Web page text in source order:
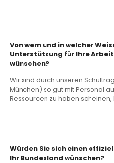
Von wem und in welcher
Unterstützung für Ihre
wünschen?
Wir sind durch unseren
München) so gut mit Personal
Ressourcen zu haben
Würden Sie sich einen
Ihr Bundesland wünschen?